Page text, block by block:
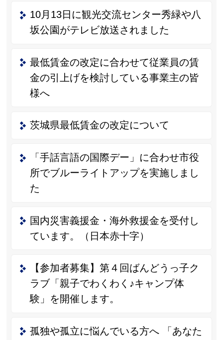
10月13日に観光交流センター秀緑や八
坂公園がテレビ放送されました
最低賃金の改定に合わせて従業員の賃
金の引上げを検討している事業主の皆
様へ
茨城県最低賃金の改定について
「手話言語の国際デー」に合わせ市役
所でブルーライトアップを実施しまし
た
国内災害義援金・海外救援金を受付し
ています。（日本赤十字）
【参加者募集】第４回ばんどうっ子ク
ラブ「親子でわくわく♪キャンプ体
験」を開催します。
孤独や孤立に悩んでいる方へ 「あなた